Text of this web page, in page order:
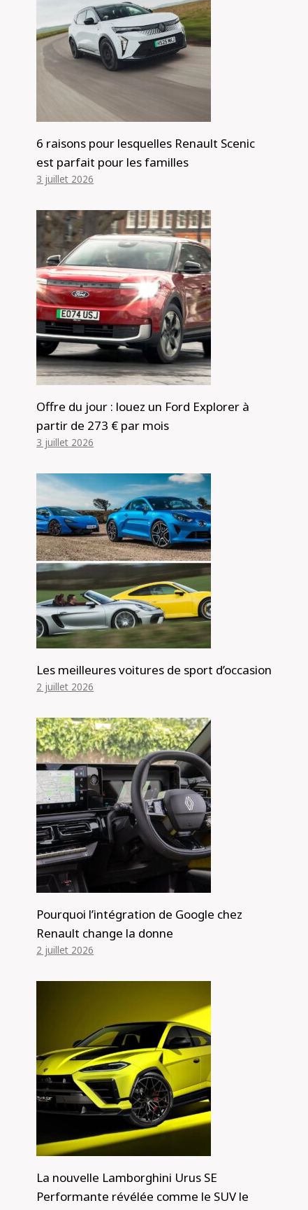
Puissance diesel pour les tout
nouveaux Mitsubishi Pajero Sport et
Triton 2024 alors que la marque vise
le Ford Everest et le Toyota
LandCruiser Prado! – Nouvelles de
l’automobile
Par Alexis de Club Events 18 mars 2023
6 raisons pour lesquelles Renault Scenic
est parfait pour les familles
3 juillet 2026
Offre du jour : louez un Ford Explorer à
partir de 273 € par mois
3 juillet 2026
Les meilleures voitures de sport d’occasion
2 juillet 2026
Pourquoi l’intégration de Google chez
Renault change la donne
2 juillet 2026
La nouvelle Lamborghini Urus SE
Performante révélée comme le SUV le